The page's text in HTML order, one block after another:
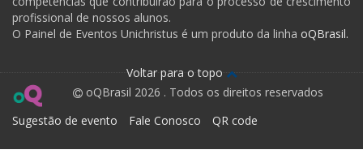
profissional de nossos alunos.
O Painel de Eventos Unichristus é um produto da linha oQBrasil.
Voltar para o topo
oQBrasil 2026 . Todos os direitos reservados
Sugestão de evento
Fale Conosco QR code